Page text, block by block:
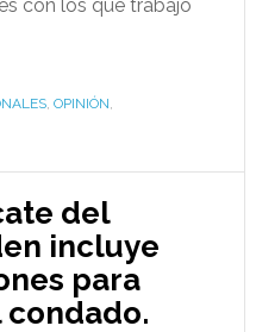
con los que trabajo
, OPINIÓN,
del
incluye
para
condado.